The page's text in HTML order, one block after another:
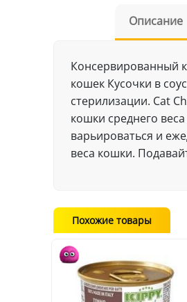
Описание
Консервированный
кошек Кусочки в
стерилизации. Cat
кошки среднего
варьироваться и
веса кошки.
Похожие товары